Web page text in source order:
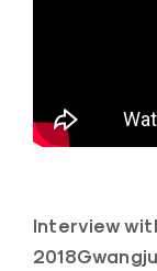
Interview
2018Gwangju